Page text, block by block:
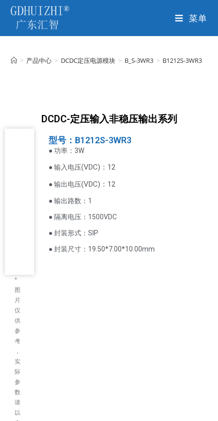
菜单
> 产品中心 > DCDC定压电源模块 > B_S-3WR3 > B1212S-3WR3
DCDC-定压输入非稳压输出系列
*
图
片
仅
供
参
考
，
实
际
参
数
请
以
型号：B1212S-3WR3
● 功率：3W
● 输入电压(VDC)：12
● 输出电压(VDC) ：12
● 输出路数：1
● 隔离电压：1500VDC
● 封装形式：SIP
● 封装尺寸：19.50*7.00*10.00mm